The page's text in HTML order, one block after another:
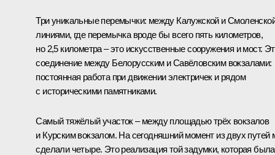
Три уникальные перемычки: между Калужской и
линиями, где перемычка вроде бы всего пять километров,
но 2,5 километра – это искусственные сооружения и мост.
соединение между Белорусским и Савёловским вокзалами:
постоянная работа при движении электричек и рядом
с историческими памятниками.
Самый тяжёлый участок ‒ между площадью трёх вокзалов
и Курским вокзалом. На сегодняшний момент из двух путей
сделали четыре. Это реализация той задумки, которая была